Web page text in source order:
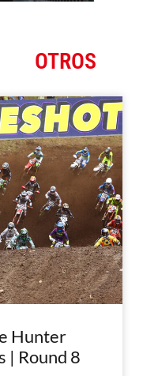
OTROS
Hunter
| Round 8